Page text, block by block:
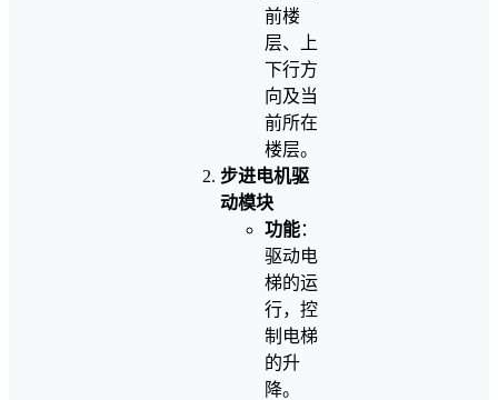
前楼
层、上
下行方
向及当
前所在
楼层。
步进电机驱
动模块
功能：
驱动电
梯的运
行，控
制电梯
的升
降。